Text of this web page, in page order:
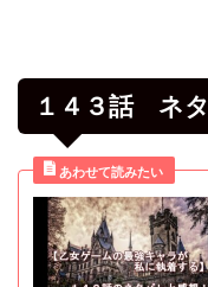
１４３話 ネ